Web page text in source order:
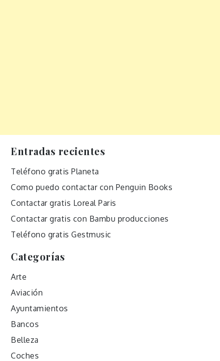
Entradas recientes
Teléfono gratis Planeta
Como puedo contactar con Penguin Books
Contactar gratis Loreal Paris
Contactar gratis con Bambu producciones
Teléfono gratis Gestmusic
Categorías
Arte
Aviación
Ayuntamientos
Bancos
Belleza
Coches